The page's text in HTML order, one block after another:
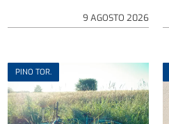
9 AGOSTO 2026
PINO TOR.